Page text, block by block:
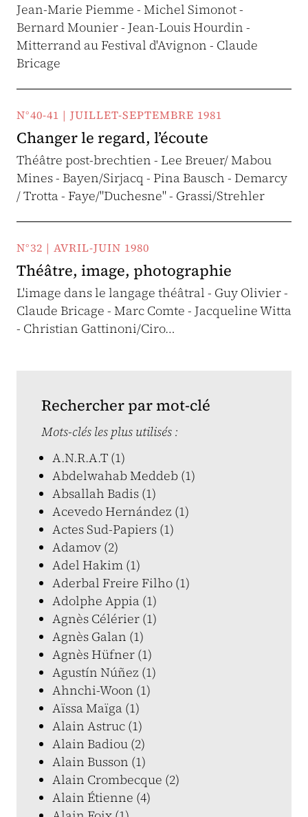
Jean-Marie Piemme - Michel Simonot -
Bernard Mounier - Jean-Louis Hourdin -
Mitterrand au Festival d'Avignon - Claude
Bricage
N°40-41 | JUILLET-SEPTEMBRE 1981
Changer le regard, l’écoute
Théâtre post-brechtien - Lee Breuer/ Mabou
Mines - Bayen/Sirjacq - Pina Bausch - Demarcy
/ Trotta - Faye/"Duchesne" - Grassi/Strehler
N°32 | AVRIL-JUIN 1980
Théâtre, image, photographie
L'image dans le langage théâtral - Guy Olivier -
Claude Bricage - Marc Comte - Jacqueline Witta
- Christian Gattinoni/Ciro…
Rechercher par mot-clé
Mots-clés les plus utilisés :
A.N.R.A.T (1)
Abdelwahab Meddeb (1)
Absallah Badis (1)
Acevedo Hernández (1)
Actes Sud-Papiers (1)
Adamov (2)
Adel Hakim (1)
Aderbal Freire Filho (1)
Adolphe Appia (1)
Agnès Célérier (1)
Agnès Galan (1)
Agnès Hüfner (1)
Agustín Núñez (1)
Ahnchi-Woon (1)
Aïssa Maïga (1)
Alain Astruc (1)
Alain Badiou (2)
Alain Busson (1)
Alain Crombecque (2)
Alain Étienne (4)